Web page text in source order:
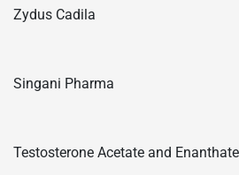
Zydus Cadila
Singani Pharma
Testosterone Acetate and